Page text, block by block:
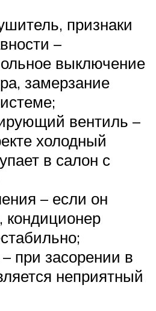
признаки
–
выключение
замерзание
вентиль –
холодный
в салон с
– если он
кондиционер
при засорении в
неприятный